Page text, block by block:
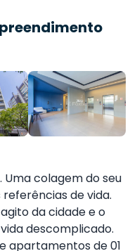
Uma colagem do seu
de vida.
da cidade e o
descomplicado.
apartamentos de 01